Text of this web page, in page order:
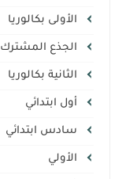
الأولى بكالوريا
الجذع المشترك
الثانية بكالوريا
أول ابتدائي
سادس ابتدائي
الأولي